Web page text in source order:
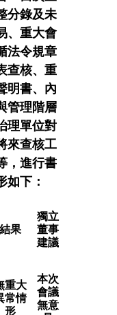
分錄及未
、重大會
法令規章
查核、重
明書、內
管理階層
理單位對
來查核工
，進行書
如下：
結果
獨立
董事
建議
重大
常情
形
本次
會議
無意